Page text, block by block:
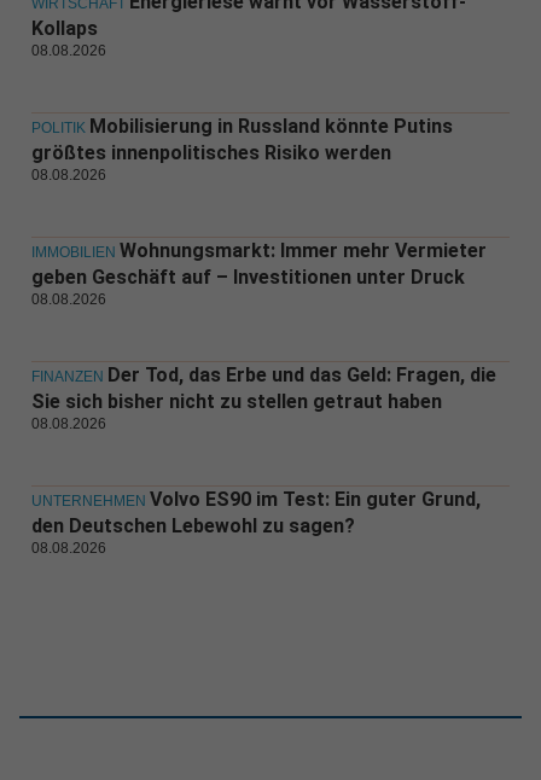
WIRTSCHAFT
Kollaps
08.08.2026
POLITIK Mobilisierung in Russland könnte Putins
größtes innenpolitisches Risiko werden
08.08.2026
IMMOBILIEN Wohnungsmarkt: Immer mehr Vermieter
geben Geschäft auf – Investitionen unter Druck
08.08.2026
FINANZEN Der Tod, das Erbe und das Geld: Fragen, die
Sie sich bisher nicht zu stellen getraut haben
08.08.2026
UNTERNEHMEN Volvo ES90 im Test: Ein guter Grund,
den Deutschen Lebewohl zu sagen?
08.08.2026